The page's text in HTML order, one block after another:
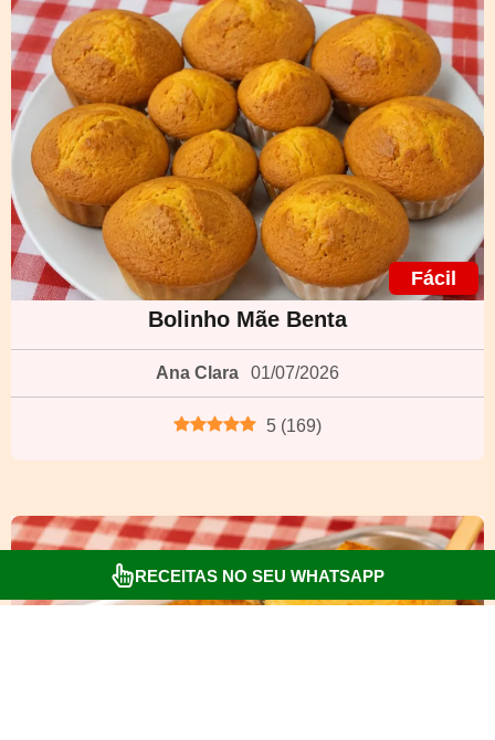
Fácil
Bolinho Mãe Benta
Ana Clara 01/07/2026
5 (169)
RECEITAS NO SEU WHATSAPP